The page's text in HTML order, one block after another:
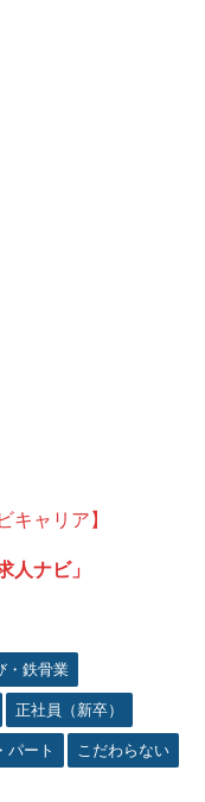
キャリア】
人ナビ」
・鉄骨業
正社員（新卒）
パート こだわらない